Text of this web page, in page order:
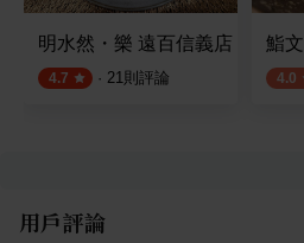
明水然・樂 遠百信義店
4.7 · 21則評論
鮨文
4.0
用戶評論